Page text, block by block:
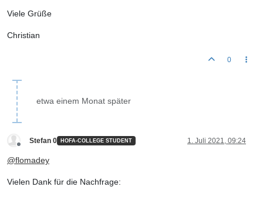
Viele Grüße
Christian
0
etwa einem Monat später
Stefan 0 HOFA-COLLEGE STUDENT 1. Juli 2021, 09:24
@flomadey
Vielen Dank für die Nachfrage: